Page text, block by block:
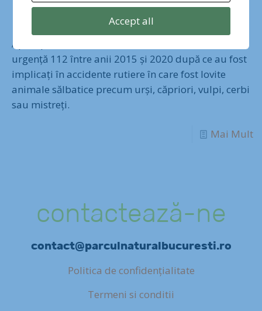
sălbatice?
Aproape 12.000 de români au sunat la numărul de
urgență 112 între anii 2015 și 2020 după ce au fost
implicați în accidente rutiere în care fost lovite
animale sălbatice precum urși, căpriori, vulpi, cerbi
sau mistreți.
Mai Mult
contactează-ne
contact@parculnaturalbucuresti.ro
Politica de confidențialitate
Termeni si conditii
Accept all